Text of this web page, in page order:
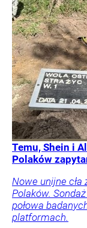
Temu, Shein i
Polaków
Nowe unijne cła
Polaków.
połowa
platformach.